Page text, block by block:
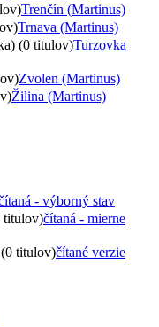
Trenčín (Martinus)
Trnava (Martinus)
(0 titulov)Turzovka
Zvolen (Martinus)
Žilina (Martinus)
- výborný stav
titulov)čítaná - mierne
titulov)čítané verzie